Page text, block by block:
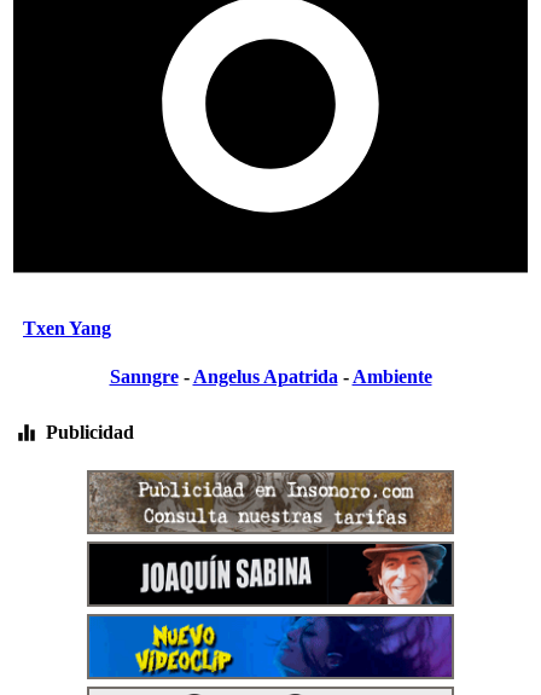
Txen Yang
Sanngre- Angelus Apatrida - Ambiente
Publicidad